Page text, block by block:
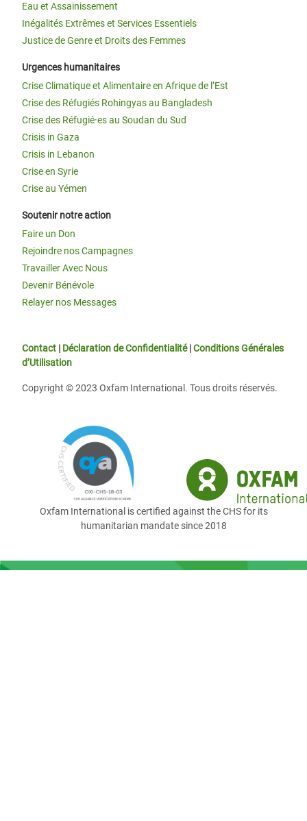
Eau et Assainissement
Inégalités Extrêmes et Services Essentiels
Justice de Genre et Droits des Femmes
Urgences humanitaires
Crise Climatique et Alimentaire en Afrique de l’Est
Crise des Réfugiés Rohingyas au Bangladesh
Crise des Réfugié·es au Soudan du Sud
Crisis in Gaza
Crisis in Lebanon
Crise en Syrie
Crise au Yémen
Soutenir notre action
Faire un Don
Rejoindre nos Campagnes
Travailler Avec Nous
Devenir Bénévole
Relayer nos Messages
Contact | Déclaration de Confidentialité|Conditions Générales
d’Utilisation
Copyright © 2023 Oxfam International. Tous droits réservés.
Oxfam International is certified against the CHS for its
humanitarian mandate since 2018